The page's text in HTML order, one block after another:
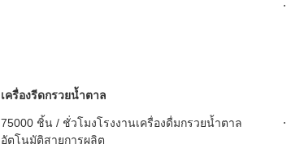
เครื่องรีดกรวยน้ำตาล
75000 ชิ้น / ชั่วโมงโรงงานเครื่องดื่มกรวยน้ำตาล
อัตโนมัติสายการผลิต